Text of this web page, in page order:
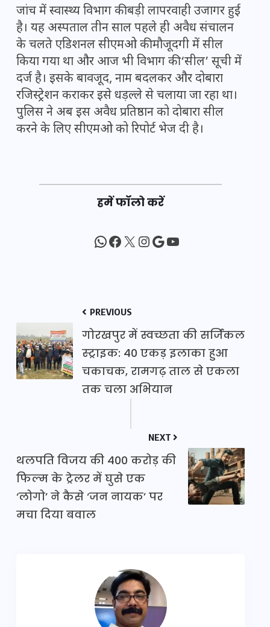
जांच में स्वास्थ्य विभाग की बड़ी लापरवाही उजागर हुई
है। यह अस्पताल तीन साल पहले ही अवैध संचालन
के चलतेएडिशनल सीएमओकी मौजूदगी में सील
किया गया था और आज भी विभाग की ‘सील’ सूची में
दर्ज है। इसके बावजूद, नाम बदलकर और दोबारा
रजिस्ट्रेशन कराकर इसे धड़ल्ले से चलाया जा रहा था।
पुलिस ने अब इस अवैध प्रतिष्ठान को दोबारा सील
करने के लिए सीएमओ को रिपोर्ट भेज दी है।
हमें फॉलो करें
WhatsApp
Facebook
X Instagram
Google
YouTube
PREVIOUS
गोरखपुर में स्वच्छता की सर्जिकल
स्ट्राइक: 40 एकड़ इलाका हुआ
चकाचक, रामगढ़ ताल से एकला
तक चला अभियान
NEXT
थलपति विजय की 400 करोड़ की
फिल्म के ट्रेलर में घुसे एक
‘लोगो’ ने कैसे ‘जन नायक’ पर
मचा दिया बवाल